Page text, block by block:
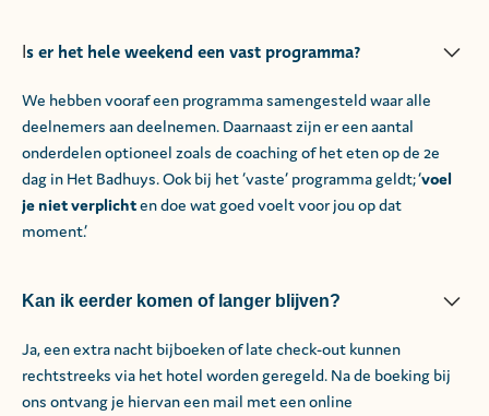
s er het hele weekend een vast programma?
We hebben vooraf een programma samengesteld waar alle
deelnemers aan deelnemen. Daarnaast zijn er een aantal
onderdelen optioneel zoals de coaching of het eten op de 2e
dag in Het Badhuys. Ook bij het ‘vaste’ programma geldt; ‘voel
je niet verplichten doe wat goed voelt voor jou op dat
moment.’
Kan ik eerder komen of langer blijven?
Ja, een extra nacht bijboeken of late check-out kunnen
rechtstreeks via het hotel worden geregeld. Na de boeking bij
ons ontvang je hiervan een mail met een online